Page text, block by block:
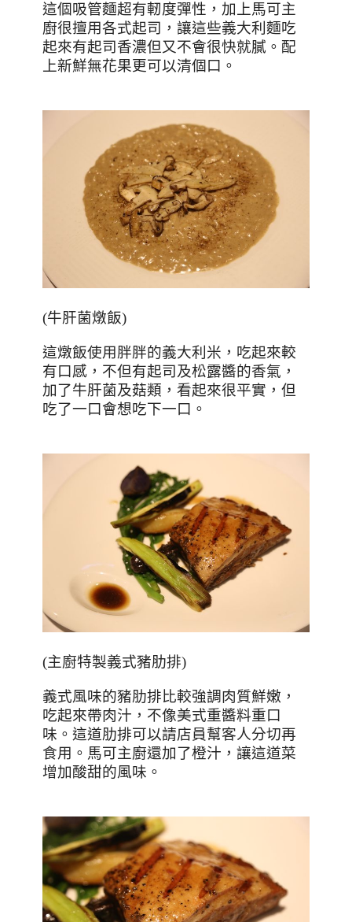
這個吸管麵超有軔度彈性，加上馬可主
廚很擅用各式起司，讓這些義大利麵吃
起來有起司香濃但又不會很快就膩。配
上新鮮無花果更可以清個口。
(牛肝菌燉飯)
這燉飯使用胖胖的義大利米，吃起來較
有口感，不但有起司及松露醬的香氣，
加了牛肝菌及菇類，看起來很平實，但
吃了一口會想吃下一口。
(主廚特製義式豬肋排)
義式風味的豬肋排比較強調肉質鮮嫩，
吃起來帶肉汁，不像美式重醬料重口
味。這道肋排可以請店員幫客人分切再
食用。馬可主廚還加了橙汁，讓這道菜
增加酸甜的風味。